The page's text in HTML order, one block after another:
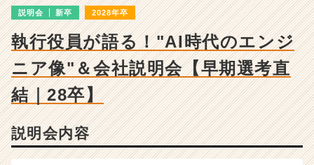
チ
ャ
ー・
成
長
企
説明会 新卒 2028年卒
執行役員が語る！"AI時代のエンジ
ニア像"＆会社説明会【早期選考直
結｜28卒】
説明会内容